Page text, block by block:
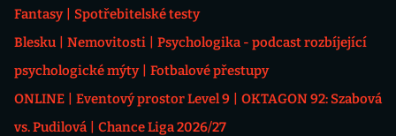
Fantasy
Spotřebitelské testy
Blesku
Nemovitosti
Psychologika - podcast rozbíjející
psychologické mýty
Fotbalové přestupy
ONLINE
Eventový prostor Level 9
OKTAGON 92: Szabová
vs. Pudilová
Chance Liga 2026/27